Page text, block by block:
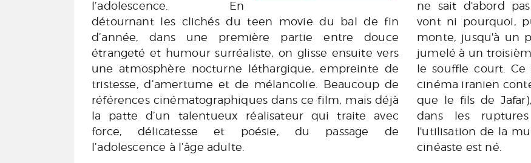
l’adolescence. En
détournant les clichés du teen movie du bal de fin
d’année, dans une première partie entre douce
étrangeté et humour surréaliste, on glisse ensuite vers
une atmosphère nocturne léthargique, empreinte de
tristesse, d’amertume et de mélancolie. Beaucoup de
références cinématographiques dans ce film, mais déjà
la patte d’un talentueux réalisateur qui traite avec
force, délicatesse et poésie, du passage de
l’adolescence à l’âge adulte.
ne sait d'abord
vont ni pourquoi,
monte, jusqu'à un
jumelé à un
le souffle court.
cinéma iranien
que le fils de
dans les
l'utilisation de la
cinéaste est né.